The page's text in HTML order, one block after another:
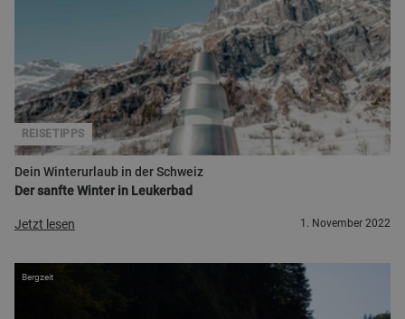
Dein Winterurlaub in der Schweiz
Der sanfte Winter in Leukerbad
REISETIPPS
Jetzt lesen 1. November 2022
Bergzeit